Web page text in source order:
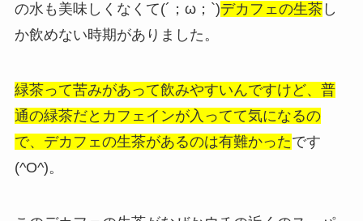
の水も美味しくなくて(´；ω；`)デカフェの生茶し
か飲めない時期がありました。
緑茶って苦みがあって飲みやすいんですけど、普
通の緑茶だとカフェインが入ってて気になるの
で、デカフェの生茶があるのは有難かったです
(^O^)。